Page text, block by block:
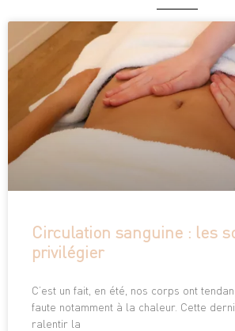
Circulation sanguine : les
privilégier
C’est un fait, en été, nos corps ont
faute notamment à la chaleur. Cette
ralentir la